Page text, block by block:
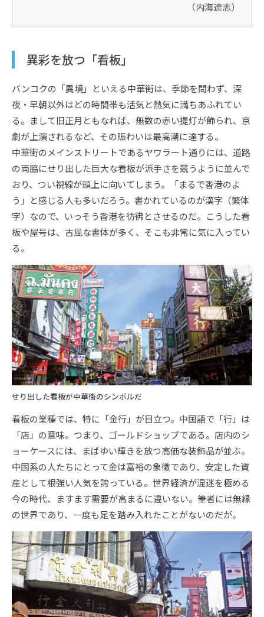
（内海達志）
異彩を放つ「看板」
バンコクの「異境」といえる中華街は、季節を問わず、深
夜・早朝以外はどの時間帯も活気と熱気に満ちあふれてい
る。まして旧正月ともなれば、無数の赤い提灯が飾られ、京
劇が上演されるなど、その賑わいは最高潮に達する。
中華街のメインストリートであるヤワラート通りには、道路
の両脇にせり出した巨大な看板が派手さを競うように並んで
おり、つい視線が頭上に向いてしまう。「まるで香港のよ
う」と感じる人も多いだろう。書かれているのが漢字（繁体
字）なので、いっそう香港を彷彿とさせるのだ。こうした看
板や屋号は、古風な書体が多く、そこも非常に気に入ってい
る。
せり出した看板が中華街のシンボルだ
看板の業種では、特に「金行」が目立つ。中国語で「行」は
「店」の意味。つまり、ゴールドショップである。店内のシ
ョーケースには、まばゆい輝きを放つ高価な装飾品が並ぶ。
中国系の人たちにとって金は富裕の象徴であり、安定した資
産として根強い人気を誇っている。世界経済が混迷を極める
今の時代、ますます需要が高まるに違いない。筆者には無縁
の世界であり、一度も足を踏み入れたことがないのだが。